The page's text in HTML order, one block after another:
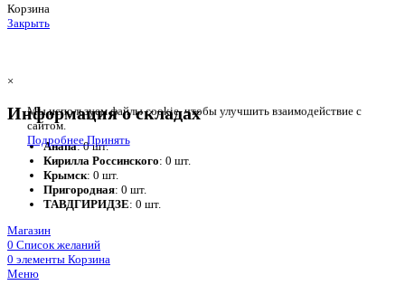
Корзина
Закрыть
Мы используем файлы cookie, чтобы улучшить взаимодействие с
сайтом.
ПодробнееПринять
×
Информация о складах
Анапа: 0 шт.
Кирилла Россинского: 0 шт.
Крымск: 0 шт.
Пригородная: 0 шт.
ТАВДГИРИДЗЕ: 0 шт.
Магазин
0 Список желаний
0 элементы Корзина
Меню